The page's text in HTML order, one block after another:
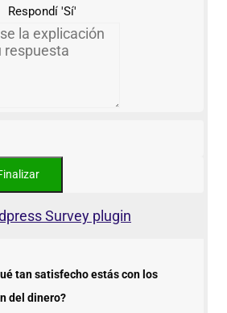
Respondí 'Sí'
Survey plugin
tan satisfecho estás con los
del dinero?